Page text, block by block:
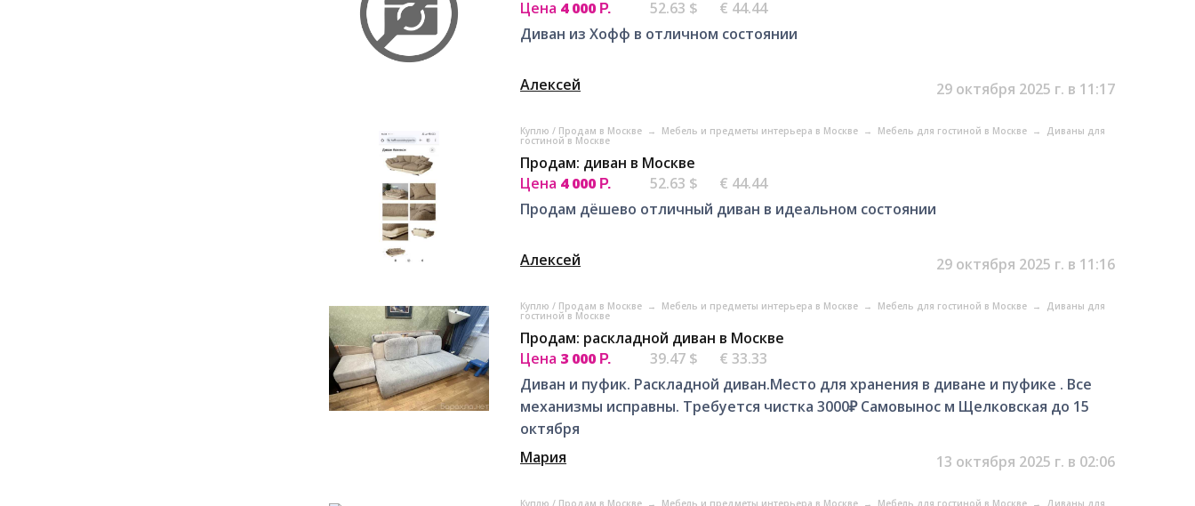
Цена 4 000 Р. 52.63 $
€ 44.44
Диван из Хофф в отличном состоянии
Алексей 29 октября 2025 г. в 11:17
Куплю / Продам в Москве → Мебель и предметы интерьера в Москве → Мебель для гостиной в Москве → Диваны для
гостиной в Москве
Продам: диван в Москве
Цена 4 000 Р. 52.63 $
€ 44.44
Продам дёшево отличный диван в идеальном состоянии
Алексей 29 октября 2025 г. в 11:16
Куплю / Продам в Москве → Мебель и предметы интерьера в Москве → Мебель для гостиной в Москве → Диваны для
гостиной в Москве
Продам: раскладной диван в Москве
Цена 3 000 Р. 39.47 $
€ 33.33
Диван и пуфик. Раскладной диван.Место для хранения в диване и пуфике . Все
механизмы исправны. Требуется чистка 3000₽ Самовынос м Щелковская до 15
октября
Мария
13 октября 2025 г. в 02:06
Куплю / Продам в Москве → Мебель и предметы интерьера в Москве → Мебель для гостиной в Москве → Диваны для